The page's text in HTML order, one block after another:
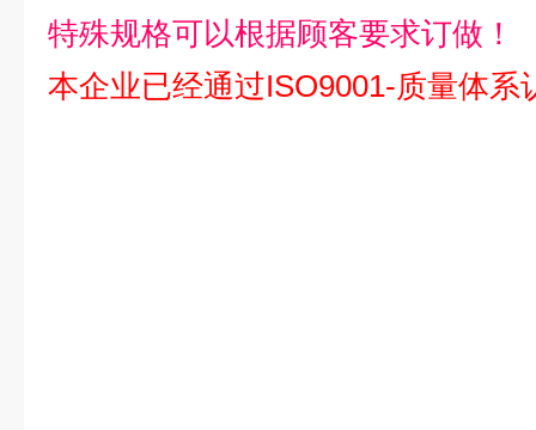
特殊规格可以根据顾客要求订做！
本企业已经通过ISO9001-质量体系